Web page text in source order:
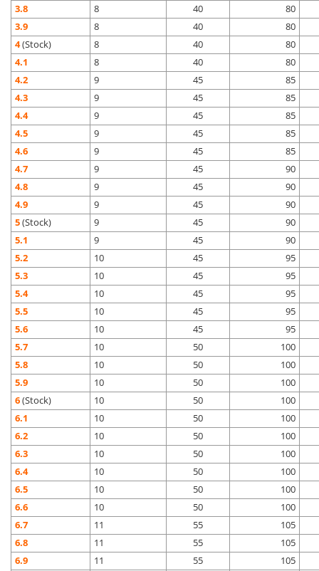
3.8 8 40
80
3.9
8 40
80
4(Stock) 8 40
80
4.1
8 40
80
4.2
9 45
85
4.3
9 45
85
4.4
9 45
85
4.5
9 45
85
4.6
9 45
85
4.7
9 45
90
4.8
9 45
90
4.9
9 45
90
5(Stock) 9 45
90
5.1
9 45
90
5.2
10 45
95
5.3
10 45
95
5.4
10 45
95
5.5
10 45
95
5.6
10 45
95
5.7
10 50
100
5.8
10 50
100
5.9
10 50
100
6(Stock) 10 50
100
6.1
10 50
100
6.2
10 50
100
6.3
10 50
100
6.4
10 50
100
6.5
10 50
100
6.6
10 50
100
6.7
11 55
105
6.8
11 55
105
6.9
11 55
105